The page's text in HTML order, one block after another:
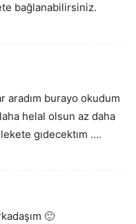
bağlanabilirsiniz.
aradım burayo okudum
helal olsun az daha
gıdecektım ….
🙂